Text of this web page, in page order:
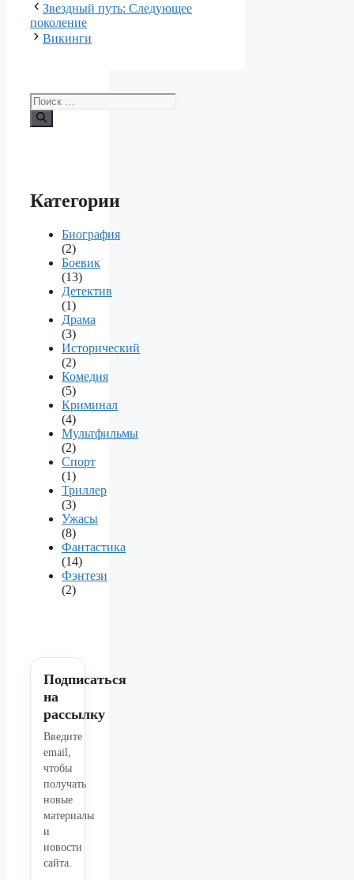
Звездный путь: Следующее
поколение
Викинги
Поиск:
Категории
Биография
(2)
Боевик
(13)
Детектив
(1)
Драма
(3)
Исторический
(2)
Комедия
(5)
Криминал
(4)
Мультфильмы
(2)
Спорт
(1)
Триллер
(3)
Ужасы
(8)
Фантастика
(14)
Фэнтези
(2)
Подписаться
на
рассылку
Введите
email,
чтобы
получать
новые
материалы
и
новости
сайта.